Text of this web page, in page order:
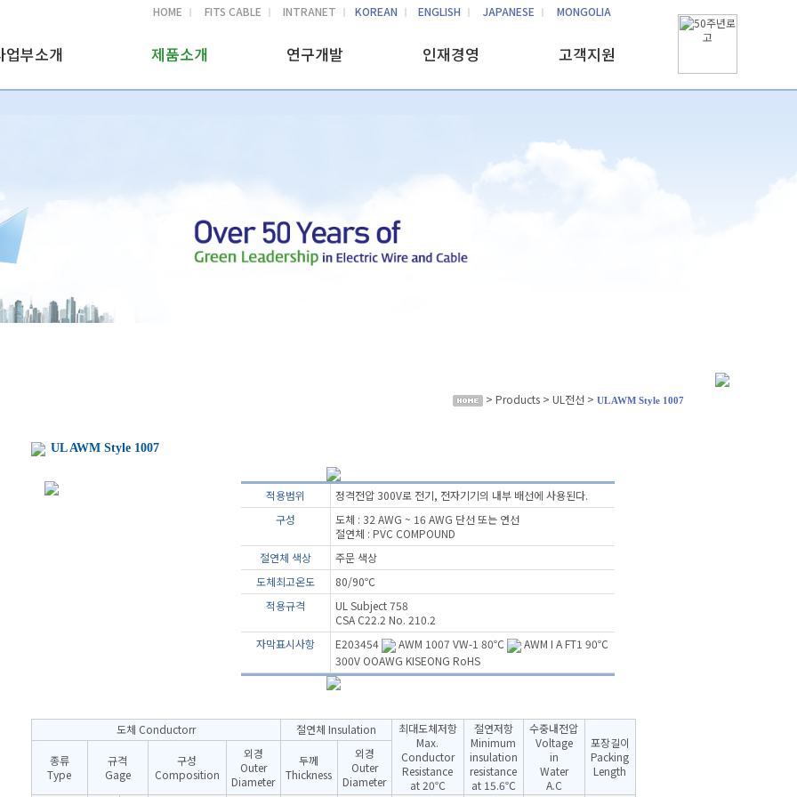
HOME FITS CABLE INTRANET KOREAN ENGLISH JAPANESE MONGOLIA
업부소개 제품소개 연구개발 인재경영 고객지원
> Products > UL전선 > UL AWM Style 1007
UL AWM Style 1007
적용범위
정격전압 300V로 전기, 전자기기의 내부 배선에 사용된다.
구성
도체 : 32 AWG ~ 16 AWG 단선 또는 연선
절연체 : PVC COMPOUND
절연체 색상
주문 색상
도체최고온도
80/90℃
적용규격
UL Subject 758
CSA C22.2 No. 210.2
자막표시사항
E203454 AWM 1007 VW-1 80℃
AWM I A FT1 90℃
300V OOAWG KISEONG RoHS
도체 Conductorr 절연체 Insulation
최대도체저항
Max.
Conductor
Resistance
at 20℃
절연저항
Minimum
insulation
resistance
at 15.6℃
수중내전압
Voltage
in
Water
A.C
포장길이
Packing
Length
종류
Type
규격
Gage
구성
Composition
외경
Outer
Diameter
두께
Thickness
외경
Outer
Diameter